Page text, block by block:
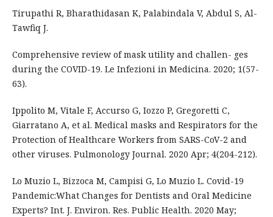
Tirupathi R, Bharathidasan K, Palabindala V, Abdul S, Al-
Tawfiq J.
Comprehensive review of mask utility and challen- ges
during the COVID-19. Le Infezioni in Medicina. 2020; 1(57-
63).
Ippolito M, Vitale F, Accurso G, Iozzo P, Gregoretti C,
Giarratano A, et al. Medical masks and Respirators for the
Protection of Healthcare Workers from SARS-CoV-2 and
other viruses. Pulmonology Journal. 2020 Apr; 4(204-212).
Lo Muzio L, Bizzoca M, Campisi G, Lo Muzio L. Covid-19
Pandemic:What Changes for Dentists and Oral Medicine
Experts? Int. J. Environ. Res. Public Health. 2020 May;